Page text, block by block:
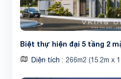
Biệt thự hiện đại 5 tầng 2
Diện tích 266m2 (15.2m x